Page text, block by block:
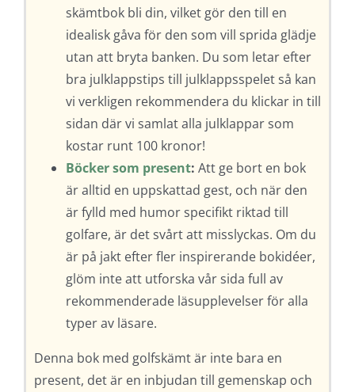
skämtbok bli din, vilket gör den till en
idealisk gåva för den som vill sprida glädje
utan att bryta banken. Du som letar efter
bra julklappstips till julklappsspelet så kan
vi verkligen rekommendera du klickar in till
sidan där vi samlat alla julklappar som
kostar runt 100 kronor!
Böcker som present: Att ge bort en bok
är alltid en uppskattad gest, och när den
är fylld med humor specifikt riktad till
golfare, är det svårt att misslyckas. Om du
är på jakt efter fler inspirerande bokidéer,
glöm inte att utforska vår sida full av
rekommenderade läsupplevelser för alla
typer av läsare.
Denna bok med golfskämt är inte bara en
present, det är en inbjudan till gemenskap och